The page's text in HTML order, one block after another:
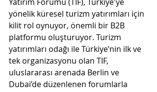
yönelik küresel turizm yatırımları için
kilit rol oynuyor, önemli bir B2B
platformu oluşturuyor. Turizm
yatırımları odağı ile Türkiye’nin ilk ve
tek organizasyonu olan TIF,
uluslararası arenada Berlin ve
Dubai’de düzenlenen forumlarla